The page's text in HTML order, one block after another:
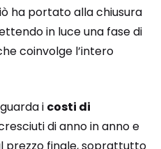
ha portato alla chiusura
in luce una fase di
coinvolge l’intero
i costi di
di anno in anno e